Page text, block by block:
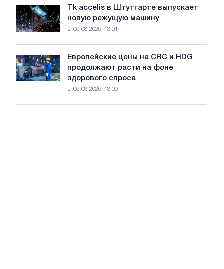
Отечественной
войны
несмотря
на
замедление
роста
цен
Tk
accelis
в
новую
режущую
Tk accelis в Штутгарте выпускает
новую режущую машину
06-08-2026, 13:01
Европейские
цены
на
Европейские цены на CRC и HDG
продолжают расти на фоне
здорового спроса
06-08-2026, 13:00